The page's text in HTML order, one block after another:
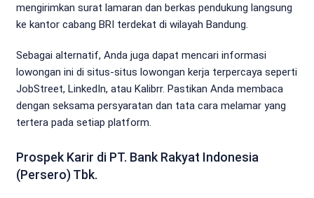
mengirimkan surat lamaran dan berkas pendukung langsung
ke kantor cabang BRI terdekat di wilayah Bandung.
Sebagai alternatif, Anda juga dapat mencari informasi
lowongan ini di situs-situs lowongan kerja terpercaya seperti
JobStreet, LinkedIn, atau Kalibrr. Pastikan Anda membaca
dengan seksama persyaratan dan tata cara melamar yang
tertera pada setiap platform.
Prospek Karir di PT. Bank Rakyat Indonesia
(Persero) Tbk.